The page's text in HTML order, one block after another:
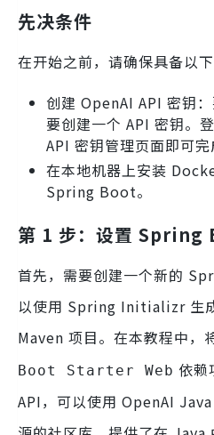
先决条件
在开始之前，请确保具备以下
创建 OpenAI API 密钥
要创建一个 API 密钥。
API 密钥管理页面即可完
在本地机器上安装
Spring Boot。
第 1 步：设置 Spring
首先，需要创建一个新的
以使用 Spring Initializr 生
Maven 项目。在本教程中，
Boot Starter Web 依赖
API，可以使用 OpenAI